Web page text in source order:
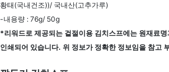
황태(국내건조))/ 국내산(고추가루)
-내용량 : 76g/ 50g
*리워드로 제공되는 겉절이용 김치스프에는 원재료
인쇄되어 있습니다. 위 정보가 정확한 정보임을 참고